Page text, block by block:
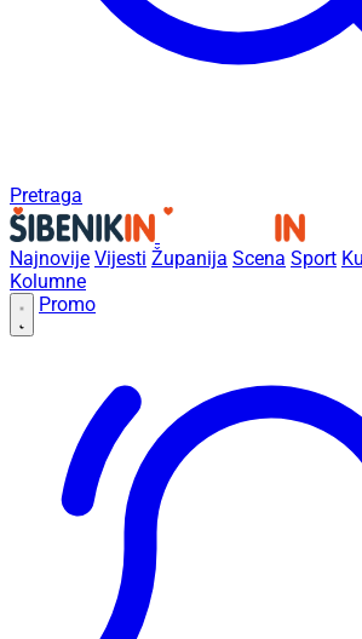
Pretraga
Najnovije Vijesti Županija Scena Sport
Kolumne
Promo